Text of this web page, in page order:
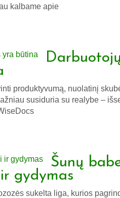
kalbame apie
produktyvumą, nuolatinį
susiduria su realybe –
Šunų
gydymas
sukelta liga, kurios